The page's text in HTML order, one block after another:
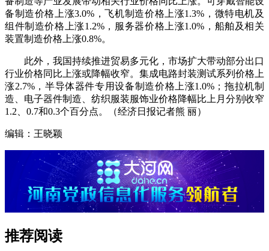
备制造价格上涨3.0%，飞机制造价格上涨1.3%，微特电机及
组件制造价格上涨1.2%，服务器价格上涨1.0%，船舶及相关
装置制造价格上涨0.8%。
此外，我国持续推进贸易多元化，市场扩大带动部分出口
行业价格同比上涨或降幅收窄。集成电路封装测试系列价格上
涨2.7%，半导体器件专用设备制造价格上涨1.0%；拖拉机制
造、电子器件制造、纺织服装服饰业价格降幅比上月分别收窄
1.2、0.7和0.3个百分点。（经济日报记者熊 丽）
编辑：王晓颖
推荐阅读